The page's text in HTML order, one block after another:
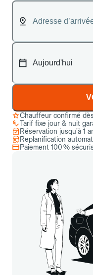
Chauffeur confirmé
Tarif fixe jour & nuit
Réservation jusqu’à 1
Replanification
Paiement 100 %